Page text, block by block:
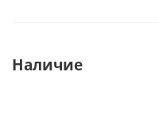
Наличие